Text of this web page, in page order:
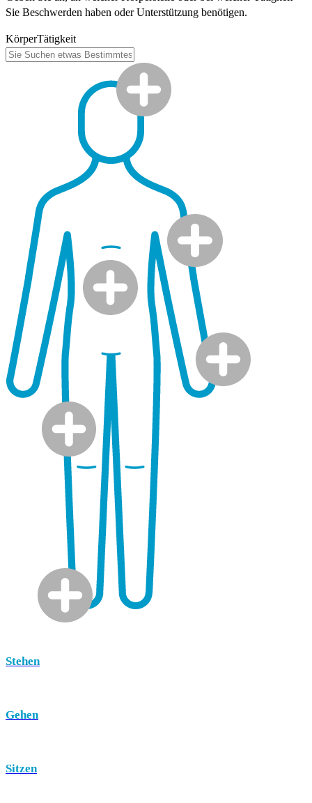
Sie Beschwerden haben oder Unterstützung benötigen.
KörperTätigkeit
Stehen
Gehen
Sitzen